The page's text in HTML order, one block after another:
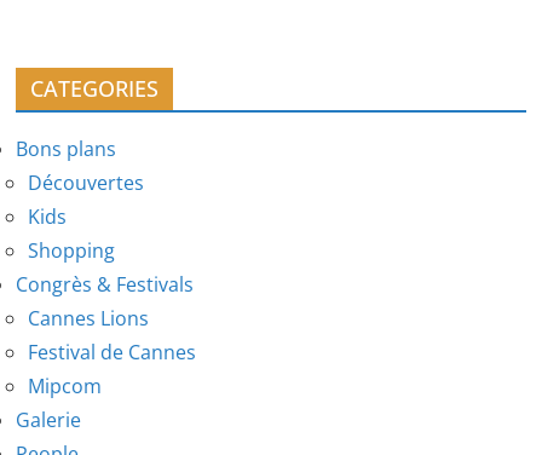
CATEGORIES
Bons plans
Découvertes
Kids
Shopping
Congrès & Festivals
Cannes Lions
Festival de Cannes
Mipcom
Galerie